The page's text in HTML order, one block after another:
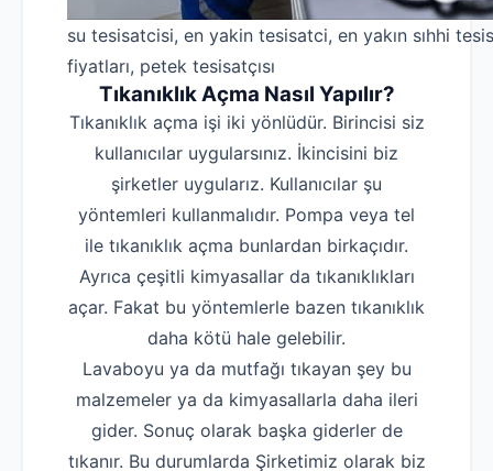
su tesisatcisi, en yakin tesisatci, en yakın sıhhi
fiyatları, petek tesisatçısı
Tıkanıklık Açma Nasıl Yapılır?
Tıkanıklık açma işi iki yönlüdür. Birincisi siz
kullanıcılar uygularsınız. İkincisini biz
şirketler uygularız. Kullanıcılar şu
yöntemleri kullanmalıdır. Pompa veya tel
ile tıkanıklık açma bunlardan birkaçıdır.
Ayrıca çeşitli kimyasallar da tıkanıklıkları
açar. Fakat bu yöntemlerle bazen tıkanıklık
daha kötü hale gelebilir.
Lavaboyu ya da mutfağı tıkayan şey bu
malzemeler ya da kimyasallarla daha ileri
gider. Sonuç olarak başka giderler de
tıkanır. Bu durumlarda Şirketimiz olarak biz